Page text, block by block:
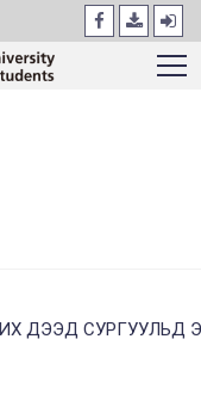
ДЭЭД СУРГУУЛЬД